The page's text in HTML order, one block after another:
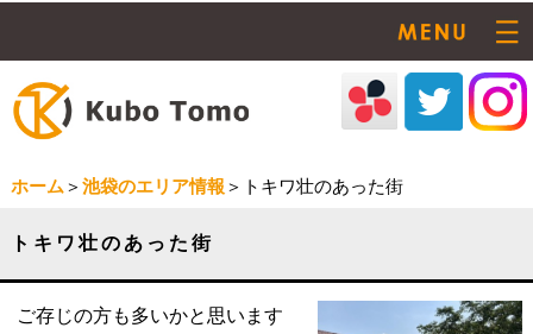
ホーム ＞ 池袋のエリア情報 ＞トキワ壮のあった街
トキワ壮のあった街
ご存じの方も多いかと思います